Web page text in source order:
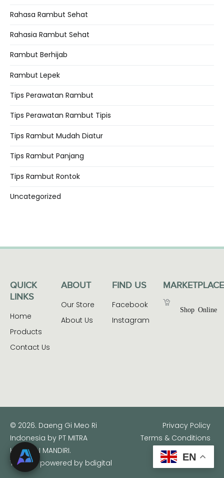
Rahasa Rambut Sehat
Rahasia Rambut Sehat
Rambut Berhijab
Rambut Lepek
Tips Perawatan Rambut
Tips Perawatan Rambut Tipis
Tips Rambut Mudah Diatur
Tips Rambut Panjang
Tips Rambut Rontok
Uncategorized
QUICK
LINKS
Home
Products
Contact Us
ABOUT
Our Store
About Us
FIND US
Facebook
Instagram
MARKETPLACE
Shop Online
© 2026. Daeng Gi Meo Ri
Indonesia by PT MITRA
HARAPAN MANDIRI.
This site powered by bdigital
Privacy Policy
Terms & Conditions
EN